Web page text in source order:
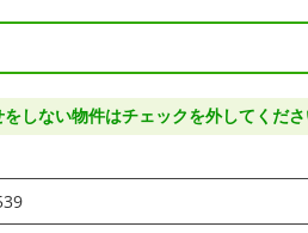
しない物件はチェックを外してくださ